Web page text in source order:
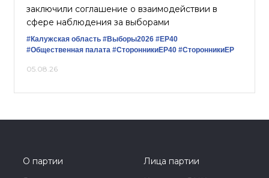
заключили соглашение о взаимодействии в
сфере наблюдения за выборами
#Калужская область #Выборы2026 #ЕР40
#Общественная палата #СторонникиЕР40 #СторонникиЕР
05.08.26
О партии
Лица партии